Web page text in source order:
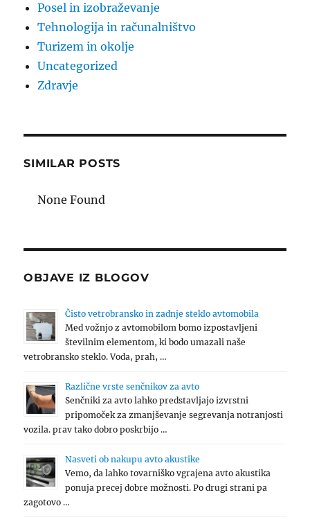
Posel in izobraževanje
Tehnologija in računalništvo
Turizem in okolje
Uncategorized
Zdravje
SIMILAR POSTS
None Found
OBJAVE IZ BLOGOV
Čisto vetrobransko in zadnje steklo avtomobila
Med vožnjo z avtomobilom bomo izpostavljeni
številnim elementom, ki bodo umazali naše
vetrobransko steklo. Voda, prah, …
Različne vrste senčnikov za avto
Senčniki za avto lahko predstavljajo izvrstni
pripomoček za zmanjševanje segrevanja notranjosti
vozila. prav tako dobro poskrbijo …
Nasveti ob nakupu avto akustike
Vemo, da lahko tovarniško vgrajena avto akustika
ponuja precej dobre možnosti. Po drugi strani pa
zagotovo …